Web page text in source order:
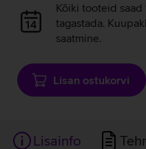
Andmete
laadimine
Kõiki tooteid saad
tagastada.
saatmine.
Lisan ostukorvi
Lisainfo